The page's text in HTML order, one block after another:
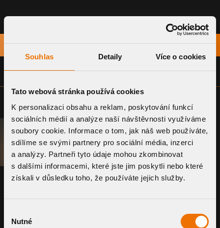
Souhlas Detaily Více o cookies
Tato webová stránka používá cookies
K personalizaci obsahu a reklam, poskytování funkcí
sociálních médií a analýze naší návštěvnosti využíváme
soubory cookie. Informace o tom, jak náš web používáte,
sdílíme se svými partnery pro sociální média, inzerci
a analýzy. Partneři tyto údaje mohou zkombinovat
s dalšími informacemi, které jste jim poskytli nebo které
získali v důsledku toho, že používáte jejich služby.
souhlasu
Nutné
TITEL HERUNTERLADEN
B2B-PORTAL
KALKULATION
Preis- und Durchflussberechnung